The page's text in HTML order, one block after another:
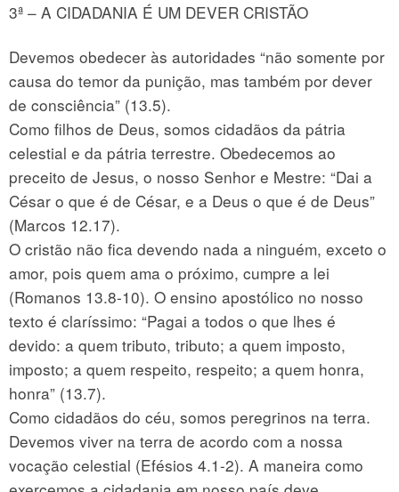
3ª – A CIDADANIA É UM DEVER CRISTÃO
Devemos obedecer às autoridades “não somente por
causa do temor da punição, mas também por dever
de consciência” (13.5).
Como filhos de Deus, somos cidadãos da pátria
celestial e da pátria terrestre. Obedecemos ao
preceito de Jesus, o nosso Senhor e Mestre: “Dai a
César o que é de César, e a Deus o que é de Deus”
(Marcos 12.17).
O cristão não fica devendo nada a ninguém, exceto o
amor, pois quem ama o próximo, cumpre a lei
(Romanos 13.8-10). O ensino apostólico no nosso
texto é claríssimo: “Pagai a todos o que lhes é
devido: a quem tributo, tributo; a quem imposto,
imposto; a quem respeito, respeito; a quem honra,
honra” (13.7).
Como cidadãos do céu, somos peregrinos na terra.
Devemos viver na terra de acordo com a nossa
vocação celestial (Efésios 4.1-2). A maneira como